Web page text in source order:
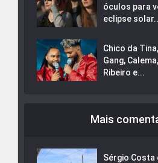
óculos para
eclipse
Chico da
Gang,
Ribeiro e...
Mais
Sérgio Costa